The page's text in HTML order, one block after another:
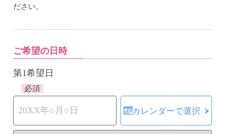
ださい。
ご希望の日時
第1希望日
必須
カレンダーで選択